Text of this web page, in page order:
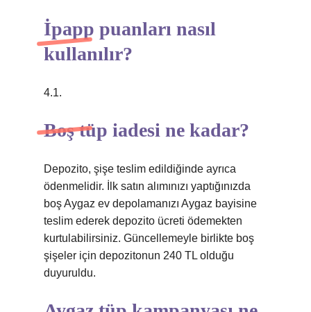
İpapp puanları nasıl
kullanılır?
4.1.
Boş tüp iadesi ne kadar?
Depozito, şişe teslim edildiğinde ayrıca
ödenmelidir. İlk satın alımınızı yaptığınızda
boş Aygaz ev depolamanızı Aygaz bayisine
teslim ederek depozito ücreti ödemekten
kurtulabilirsiniz. Güncellemeyle birlikte boş
şişeler için depozitonun 240 TL olduğu
duyuruldu.